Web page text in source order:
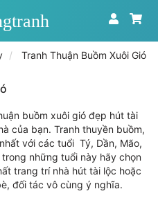
Tranh Thuận Buồm Xuôi Gió
buồm xuôi gió đẹp hút tài
của bạn. Tranh thuyền buồm,
với các tuổi Tý, Dần, Mão,
những tuổi này hãy chọn
trang trí nhà hút tài lộc hoặc
đối tác vô cùng ý nghĩa.